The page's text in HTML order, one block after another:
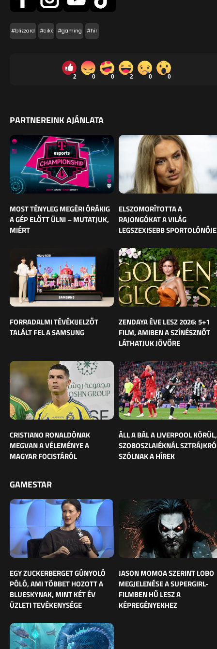
#blizzard #cikk #gaming #hír
2 0 0 2 0 0
PARTNEREINK AJÁNLATA
MOST TÉNYLEG MEGÉRI ÓRÁKIG
A GÉP ELŐTT ÜLNI – MUTATJUK,
MIÉRT
ELSZOMORÍTOTTA A
RAJONGÓKAT A VILÁG
LEGSZEXISEBB SPORTOLÓNŐJE
FORRADALMI TÉVÉKIJELZŐT
TALÁLT FEL A SAMSUNG
ZENDAYA ÉVE LESZ 2026: 5+1
FILM, AMIBEN A SZÍNÉSZNŐT
LÁTHATJUK JÖVŐRE
CRISTIANO RONALDÓNAK
MEGVAN A VÉLEMÉNYE A
MAGYAR FOCISTÁRÓL
ÁLL A BÁL A LIVERPOOL KÖRÜL,
SZOBOSZLAIÉKNÁL
SZÓLNAK A HÍREK
GAMESTAR
EGY ZUCKERBERGET GÚNYOLÓ
PÓLÓ, AMI TÖBBET HOZOTT A
BLUESKYNAK, MINT KÉT ÉV
ÜZLETI TEVÉKENYSÉGE
JASON MOMOA SZERINT LOBO
MEGJELENÉSE A SUPERGIRL-
FILMBEN HŰ LESZ A
KÉPREGÉNYEKHEZ